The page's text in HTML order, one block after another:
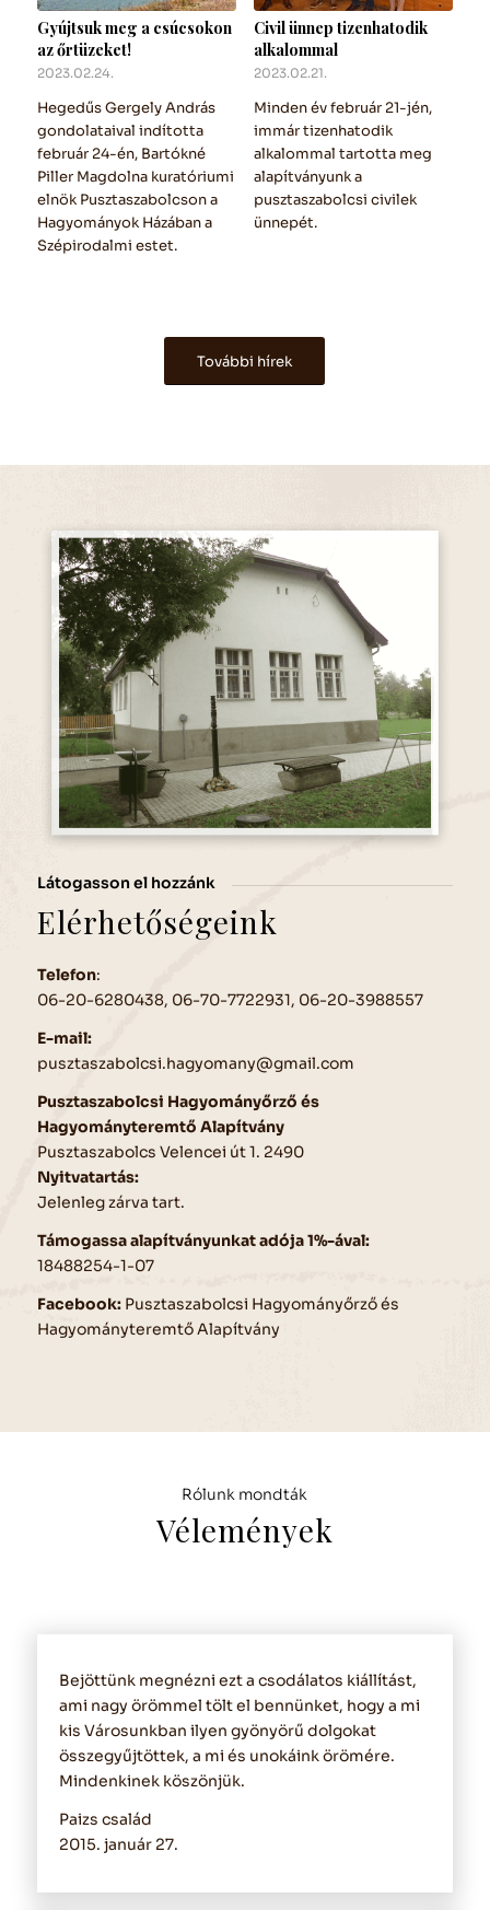
Gyújtsuk meg a csúcsokon
az őrtüzeket!
2023.02.24.
Hegedűs Gergely András
gondolataival indította
február 24-én, Bartókné
Piller Magdolna kuratóriumi
elnök Pusztaszabolcson a
Hagyományok Házában a
Szépirodalmi estet.
Civil ünnep tizenhatodik
alkalommal
2023.02.21.
Minden év február 21-jén,
immár tizenhatodik
alkalommal tartotta meg
alapítványunk a
pusztaszabolcsi civilek
ünnepét.
További hírek
Látogasson el hozzánk
Elérhetőségeink
Telefon:
06-20-6280438, 06-70-7722931, 06-20-3988557
E-mail:
pusztaszabolcsi.hagyomany@gmail.com
Pusztaszabolcsi Hagyományőrző és
Hagyományteremtő Alapítvány
Pusztaszabolcs Velencei út 1. 2490
Nyitvatartás:
Jelenleg zárva tart.
Támogassa alapítványunkat adója 1%-ával:
18488254-1-07
Facebook: Pusztaszabolcsi Hagyományőrző és
Hagyományteremtő Alapítvány
Rólunk mondták
Vélemények
Bejöttünk megnézni ezt a csodálatos kiállítást,
ami nagy örömmel tölt el bennünket, hogy a mi
kis Városunkban ilyen gyönyörű dolgokat
összegyűjtöttek, a mi és unokáink örömére.
Mindenkinek köszönjük.
Paizs család
2015. január 27.